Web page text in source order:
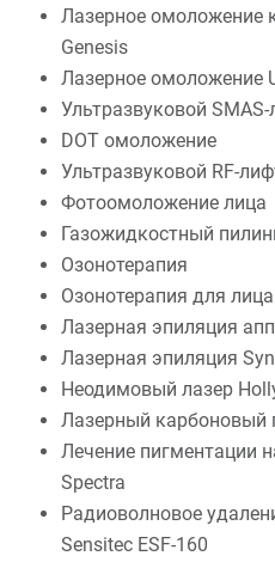
Лазерное омоложение
Genesis
Лазерное омоложение
Ультразвуковой
DOT омоложение
Ультразвуковой RF-
Фотоомоложение лица
Газожидкостный
Озонотерапия
Озонотерапия для лица
Лазерная эпиляция
Лазерная эпиляция
Неодимовый лазер
Лазерный карбоновый
Лечение пигментации
Spectra
Радиоволновое
Sensitec ESF-160